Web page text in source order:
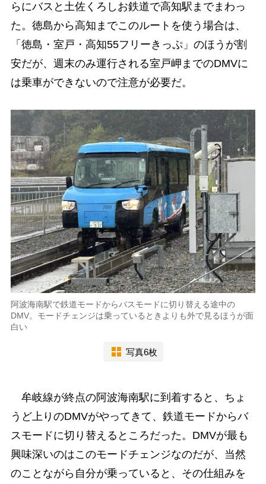
らにバスと土佐くろしお鉄道で高知駅までまわっ
た。徳島から高知までこのルートを使う場合は、
「徳島・室戸・高知55フリーきっぷ」のほうが割
安だが、週末のみ運行される室戸岬までのDMVに
は乗車ができないので注意が必要だ。
阿波海南駅で鉄道モードからバスモードに切り替える途中の
DMV。モードチェンジは乗っているときよりも外で見るほうが面
白い
写真6枚
牟岐線が終点の阿波海南駅に到着すると、ちょ
うど上りのDMVがやってきて、鉄道モードからバ
スモードに切り替えるところだった。DMVが最も
興味深いのはこのモードチェンジなのだが、当然
のことながら自分が乗っていると、その仕組みを